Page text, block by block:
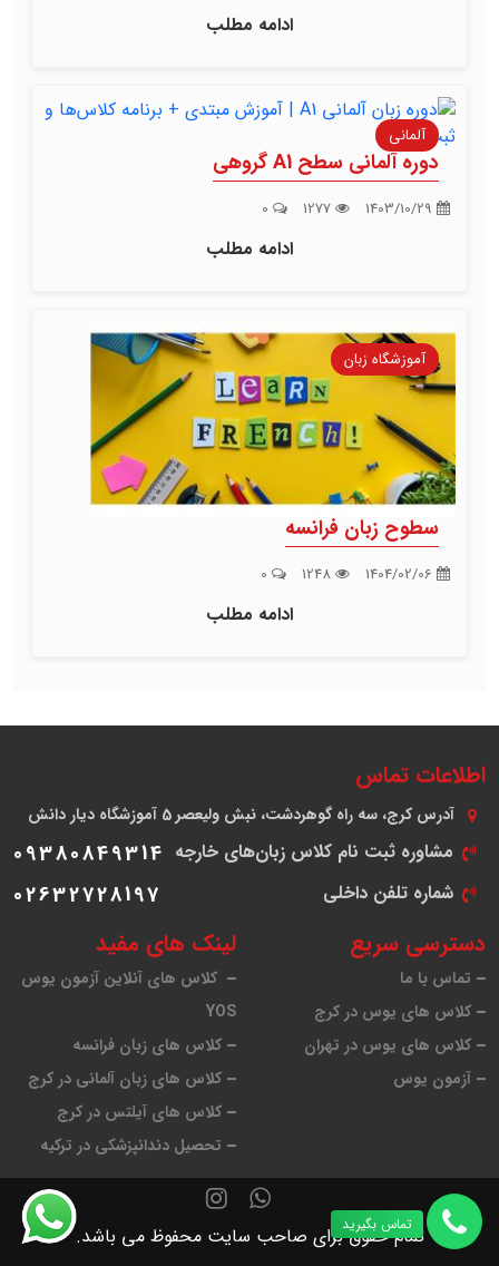
ادامه مطلب
آلمانی
دوره آلمانی سطح A1 گروهی
ادامه مطلب
آموزشگاه زبان
سطوح زبان فرانسه
ادامه مطلب
لینک های مفید
کلاس های آنلاین آزمون یوس
YOS
کلاس های زبان فرانسه
کلاس های زبان آلمانی در کرج
کلاس های آیلتس در کرج
تحصیل دندانپزشکی در ترکیه
دسترسی سریع
تماس با ما
کلاس های یوس در کرج
کلاس های یوس در تهران
آزمون یوس
اطلاعات تماس
آدرس کرج، سه راه گوهردشت، نبش ولیعصر 5 آموزشگاه دیار دانش
مشاوره ثبت نام کلاس زبان‌های خارجه 09380849314
شماره تلفن داخلی 02632728197
تمام حقوق برای صاحب سایت محفوظ می باشد.
تماس بگیرید